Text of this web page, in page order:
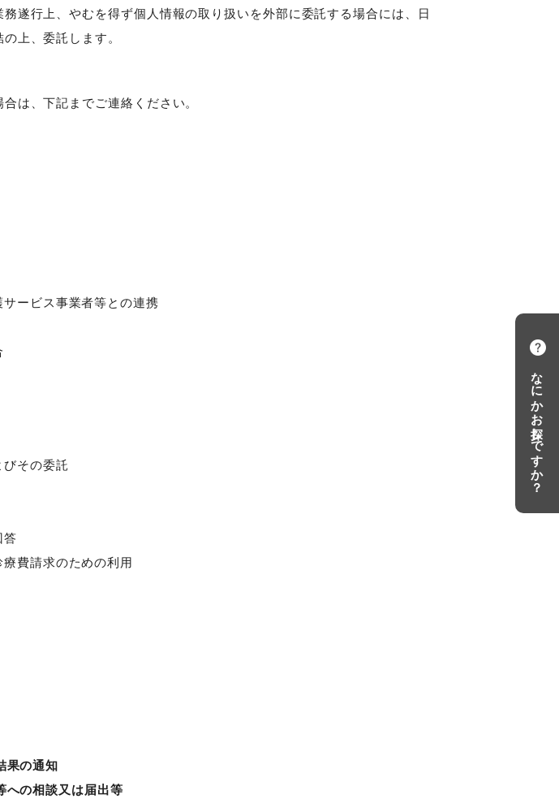
なにかお探しですか？
遂行上、やむを得ず個人情報の取り扱いを外部に委託する場合には、日
上、委託します。
は、下記までご連絡ください。
ービス事業者等との連携
その委託
答
費請求のための利用
果の通知
への相談又は届出等